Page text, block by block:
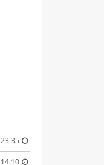
23:35
14:10